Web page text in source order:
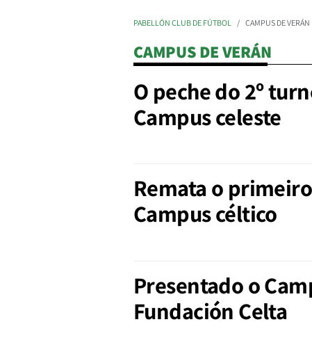
PABELLÓN CLUB DE FÚTBOL CAMPUS DE VERÁN
CAMPUS DE VERÁN
O peche do 2º
Campus celeste
Remata o
Campus céltico
Presentado o
Fundación Celta